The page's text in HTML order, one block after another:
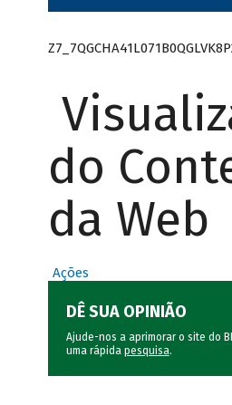
do
da Web
Ações
DÊ SUA OPINIÃO
Ajude-nos a aprimorar o site do
uma rápida pesquisa.